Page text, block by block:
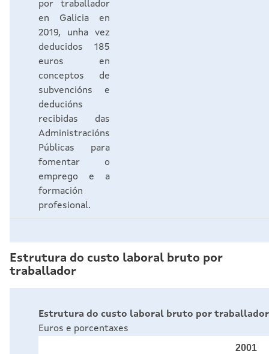
por traballador
en Galicia en
2019, unha vez
deducidos 185
euros en
conceptos de
subvencións e
deducións
recibidas das
Administracións
Públicas para
fomentar o
emprego e a
formación
profesional.
Estrutura do custo laboral bruto por
traballador
Estrutura do custo laboral bruto por traballador.
Euros e porcentaxes
2001